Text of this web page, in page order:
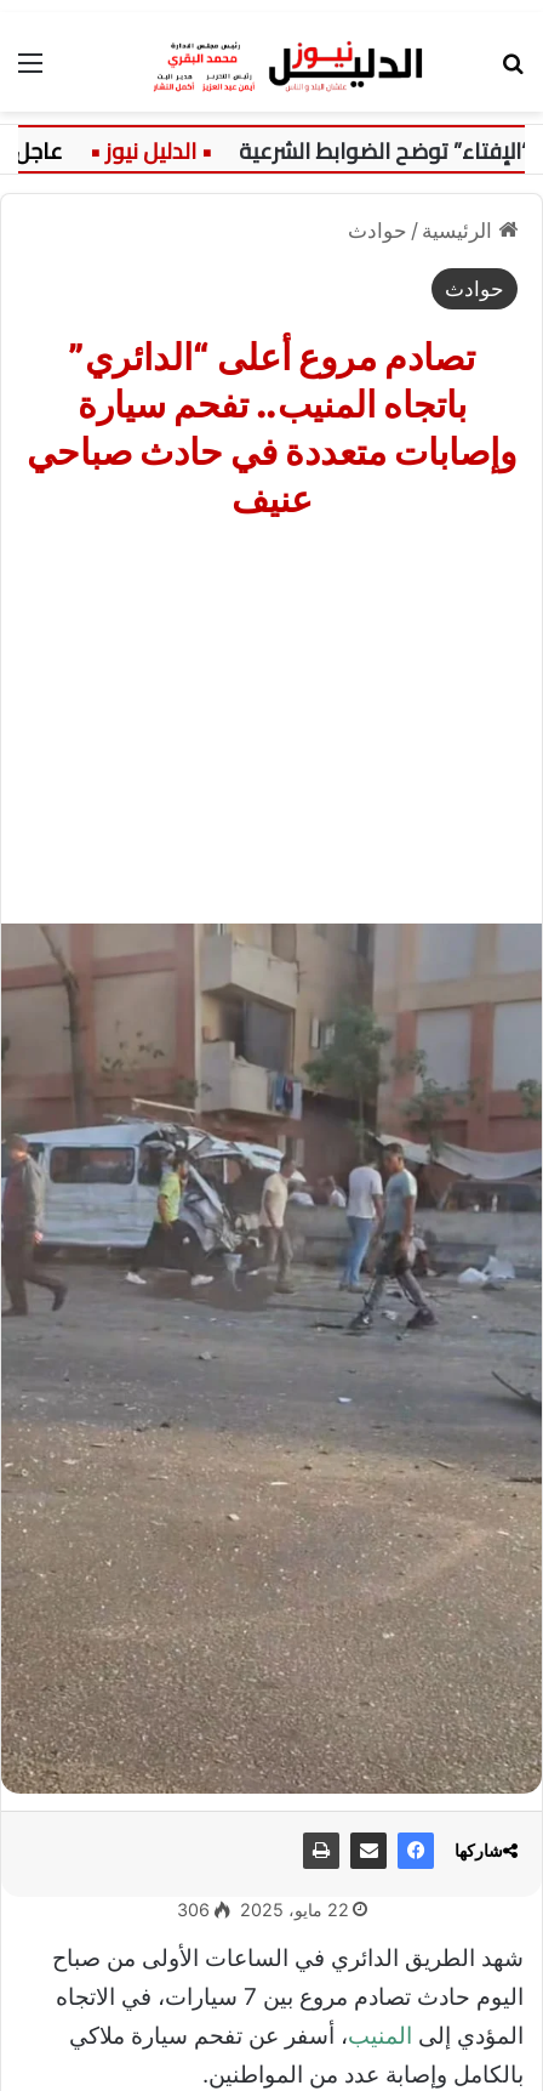
توضح الضوابط الشرعية عاجل:
الرئيسية / حوادث
حوادث
تصادم مروع أعلى “الدائري”
باتجاه المنيب.. تفحم سيارة
وإصابات متعددة في حادث صباحي
عنيف
22 مايو، 2025 306
شهد الطريق الدائري في الساعات الأولى من صباح
اليوم حادث تصادم مروع بين 7 سيارات، في الاتجاه
المؤدي إلى المنيب، أسفر عن تفحم سيارة ملاكي
بالكامل وإصابة عدد من المواطنين.
شاركها